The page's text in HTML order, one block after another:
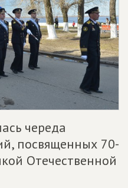
череда
посвященных 70-
Отечественной